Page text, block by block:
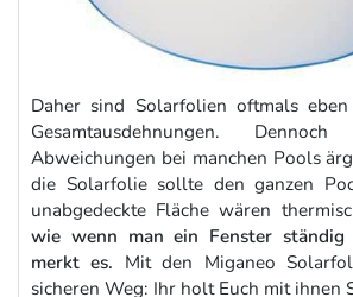
Daher sind Solarfolien oftmals
Gesamtausdehnungen.
Abweichungen bei manchen Pools
die Solarfolie sollte den ganzen
unabgedeckte Fläche wären
wie wenn man ein Fenster
merkt es. Mit den Miganeo
sicheren Weg: Ihr holt Euch mit ihnen